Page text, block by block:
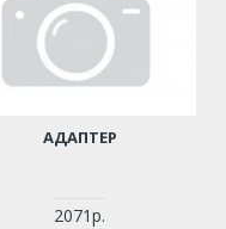
АДАПТЕР
2071р.